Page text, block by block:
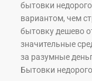
бытовки
вариантом, чем
бытовку дешево
значительные
за разумные
Бытовки